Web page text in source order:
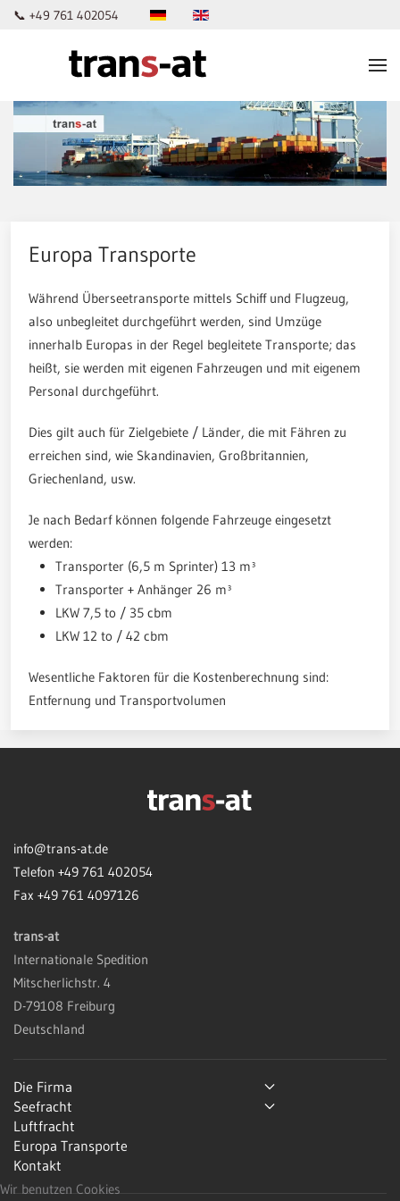
📞 +49 761 402054
Europa Transporte
Während Überseetransporte mittels Schiff und Flugzeug,
also unbegleitet durchgeführt werden, sind Umzüge
innerhalb Europas in der Regel begleitete Transporte; das
heißt, sie werden mit eigenen Fahrzeugen und mit eigenem
Personal durchgeführt.
Dies gilt auch für Zielgebiete / Länder, die mit Fähren zu
erreichen sind, wie Skandinavien, Großbritannien,
Griechenland, usw.
Je nach Bedarf können folgende Fahrzeuge eingesetzt
werden:
Transporter (6,5 m Sprinter) 13 m³
Transporter + Anhänger 26 m³
LKW 7,5 to / 35 cbm
LKW 12 to / 42 cbm
Wesentliche Faktoren für die Kostenberechnung sind:
Entfernung und Transportvolumen
info@trans-at.de
Telefon +49 761 402054
Fax +49 761 4097126
trans-at
Internationale Spedition
Mitscherlichstr. 4
D-79108 Freiburg
Deutschland
Die Firma
Seefracht
Luftfracht
Europa Transporte
Kontakt
Wir benutzen Cookies